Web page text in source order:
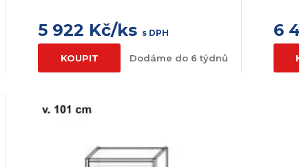
5 922 Kč/ks s DPH
KOUPIT Dodáme do 6 týdnů
6